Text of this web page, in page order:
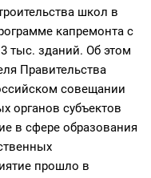
школ в
капремонта с
тыс. зданий. Об этом
Правительства
совещании
органов субъектов
в сфере образования
прошло в